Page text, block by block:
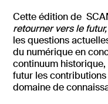
Cette édition de
retourner vers le futur,
les questions
du numérique en
continuum
futur les
domaine de